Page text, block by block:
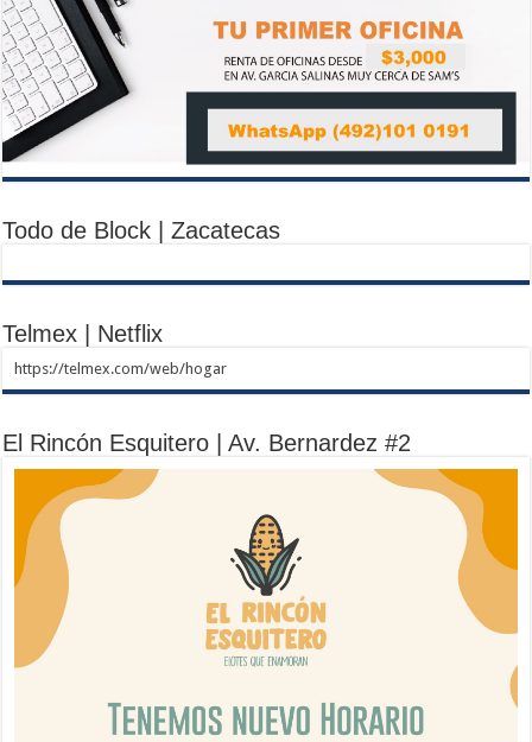
Todo de Block | Zacatecas
Telmex | Netflix
https://telmex.com/web/hogar
El Rincón Esquitero | Av. Bernardez #2